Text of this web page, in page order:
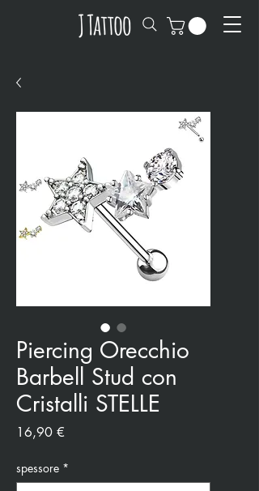
Piercing Orecchio
Barbell Stud con
Cristalli STELLE
16,90 €
spessore *